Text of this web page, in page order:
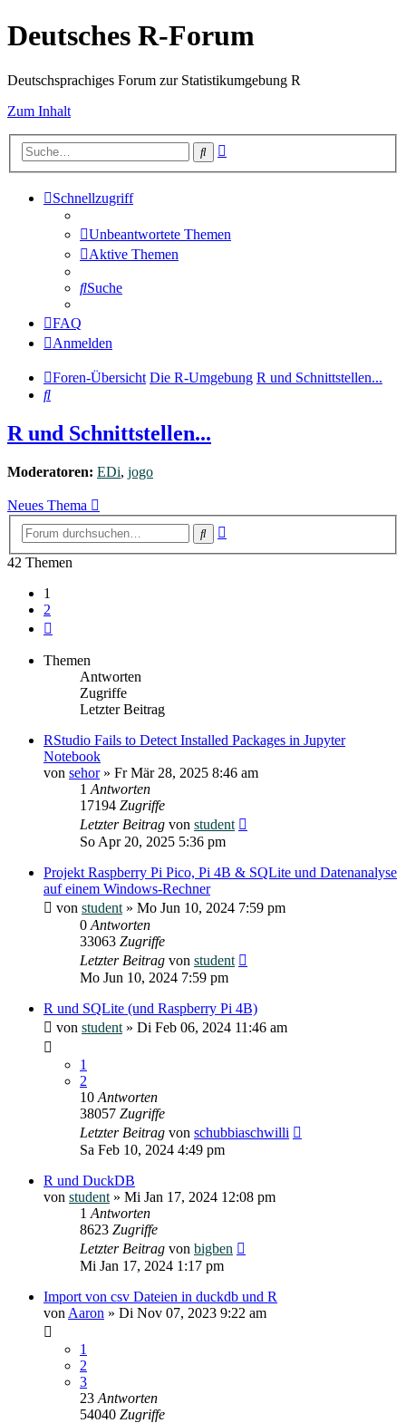
Deutsches R-Forum
Deutschsprachiges Forum zur Statistikumgebung R
Zum Inhalt
Suche
Schnellzugriff
Unbeantwortete Themen
Aktive Themen
Suche
FAQ
Anmelden
Foren-Übersicht Die R-Umgebung R und Schnittstellen...
Suche
R und Schnittstellen...
Moderatoren: EDi, jogo
Neues Thema
Suche
42 Themen
1
2
Themen
Antworten
Zugriffe
Letzter Beitrag
RStudio Fails to Detect Installed Packages in Jupyter
Notebook
von sehor» Fr Mär 28, 2025 8:46 am
1 Antworten
17194 Zugriffe
Letzter Beitrag von student
So Apr 20, 2025 5:36 pm
Projekt Raspberry Pi Pico, Pi 4B & SQLite und Datenanalyse
auf einem Windows-Rechner
von student » Mo Jun 10, 2024 7:59 pm
0 Antworten
33063 Zugriffe
Letzter Beitrag von student
Mo Jun 10, 2024 7:59 pm
R und SQLite (und Raspberry Pi 4B)
von student » Di Feb 06, 2024 11:46 am
1
2
10 Antworten
38057 Zugriffe
Letzter Beitrag von schubbiaschwilli
Sa Feb 10, 2024 4:49 pm
R und DuckDB
von student » Mi Jan 17, 2024 12:08 pm
1 Antworten
8623 Zugriffe
Letzter Beitrag von bigben
Mi Jan 17, 2024 1:17 pm
Import von csv Dateien in duckdb und R
von Aaron » Di Nov 07, 2023 9:22 am
1
2
3
23 Antworten
54040 Zugriffe